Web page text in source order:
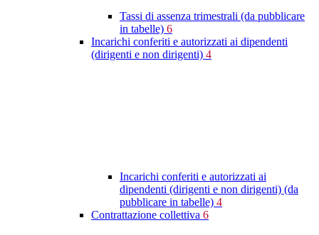
Tassi di assenza trimestrali (da pubblicare
in tabelle) 6
Incarichi conferiti e autorizzati ai dipendenti
(dirigenti e non dirigenti) 4
Incarichi conferiti e autorizzati ai
dipendenti (dirigenti e non dirigenti) (da
pubblicare in tabelle) 4
Contrattazione collettiva 6